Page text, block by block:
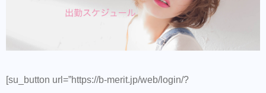
[su_button url=”https://b-merit.jp/web/login/?